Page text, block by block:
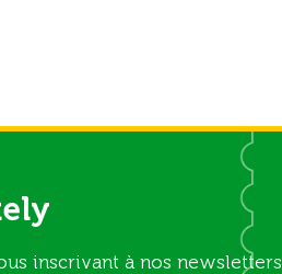
inscrivant à nos newsletters.